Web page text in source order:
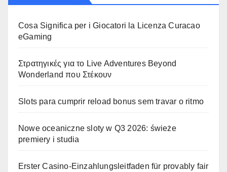
Cosa Significa per i Giocatori la Licenza Curacao
eGaming
Στρατηγικές για το Live Adventures Beyond
Wonderland που Στέκουν
Slots para cumprir reload bonus sem travar o ritmo
Nowe oceaniczne sloty w Q3 2026: świeże
premiery i studia
Erster Casino-Einzahlungsleitfaden für provably fair